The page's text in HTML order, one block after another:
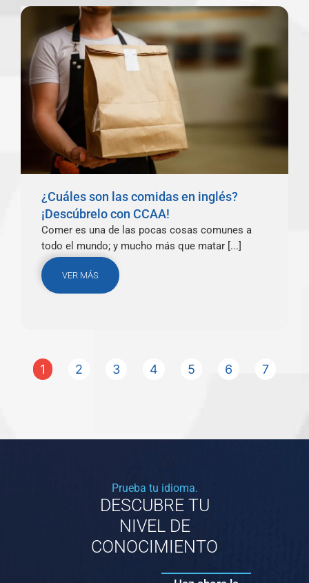
¿Cuáles son las comidas en inglés?
¡Descúbrelo con CCAA!
Comer es una de las pocas cosas comunes a
todo el mundo; y mucho más que matar [...]
VER MÁS
1 2 3 4 5 6 7
Prueba tu idioma.
DESCUBRE TU
NIVEL DE
CONOCIMIENTO